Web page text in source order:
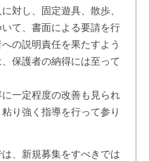
対し、固定遊具、散歩、
て、書面による要請を行
の説明責任を果たすよう
保護者の納得には至って
一定程度の改善も見られ
り強く指導を行って参り
、新規募集をすべきでは